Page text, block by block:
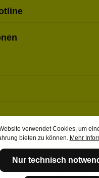
verwendet Cookies, um
bieten zu können. Mehr
Nur technisch